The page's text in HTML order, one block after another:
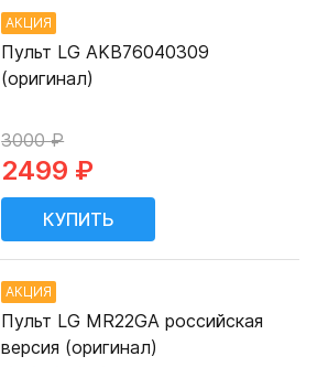
АКЦИЯ
Пульт LG AKB76040309
(оригинал)
3000 ₽
2499 ₽
АКЦИЯ
Пульт LG MR22GA российская
версия (оригинал)